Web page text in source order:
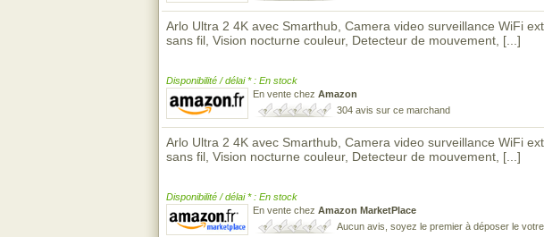
Arlo Ultra 2 4K avec Smarthub, Camera video surveillance WiFi
sans fil, Vision nocturne couleur, Detecteur de mouvement, [...]
Disponibilité / délai * : En stock
En vente chez Amazon
304 avis sur ce marchand
Arlo Ultra 2 4K avec Smarthub, Camera video surveillance WiFi
sans fil, Vision nocturne couleur, Detecteur de mouvement, [...]
Disponibilité / délai * : En stock
En vente chez Amazon MarketPlace
Aucun avis, soyez le premier à déposer le votre